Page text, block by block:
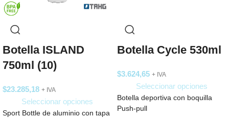
Botella ISLAND
750ml (10)
$23.285,18 + IVA
Seleccionar opciones
Sport Bottle de aluminio con tapa
Botella Cycle 530ml
$3.624,65 + IVA
Seleccionar opciones
Botella deportiva con boquilla
Push-pull